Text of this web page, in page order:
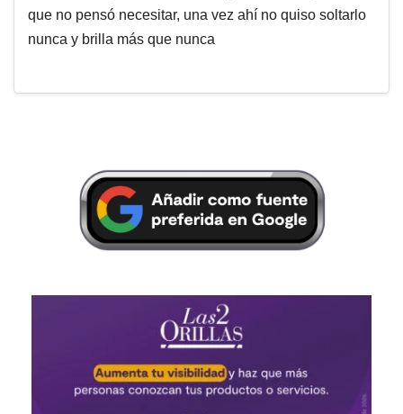
que no pensó necesitar, una vez ahí no quiso soltarlo
nunca y brilla más que nunca